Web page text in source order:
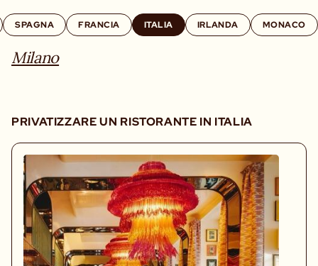
SPAGNA FRANCIA ITALIA IRLANDA MONACO
Milano
PRIVATIZZARE UN RISTORANTE IN ITALIA